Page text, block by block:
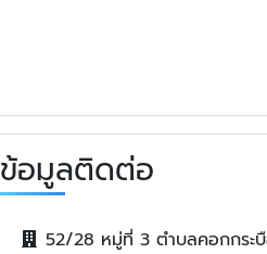
ข้อมูลติดต่อ
52/28 หมู่ที่ 3 ตำบลคอกกระ